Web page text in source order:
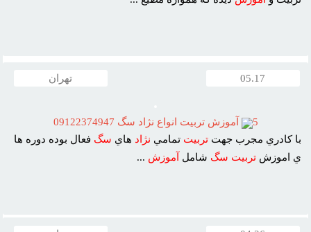
05.17 تهران
5
آموزش تربيت انواع نژاد سگ 09122374947
با کادري مجرب جهتتربيت تمامي نژاد هاي سگ فعال بوده دوره ها
ي اموزشتربيت سگ شامل آموزش ...